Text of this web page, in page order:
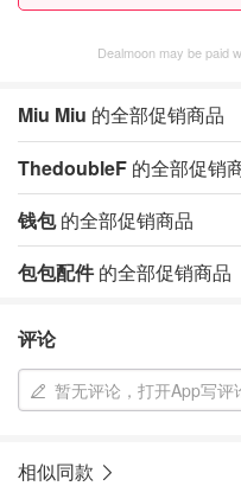
Dealmoon may be paid
Miu Miu 的全部促销商品
ThedoubleF 的全部促销
钱包的全部促销商品
包包配件的全部促销商品
评论
暂无评论，打开App写评
相似同款